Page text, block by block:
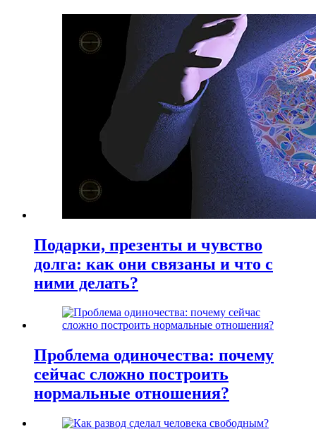
Подарки, презенты и чувство
долга: как они связаны и что с
ними делать?
Проблема одиночества: почему
сейчас сложно построить
нормальные отношения?